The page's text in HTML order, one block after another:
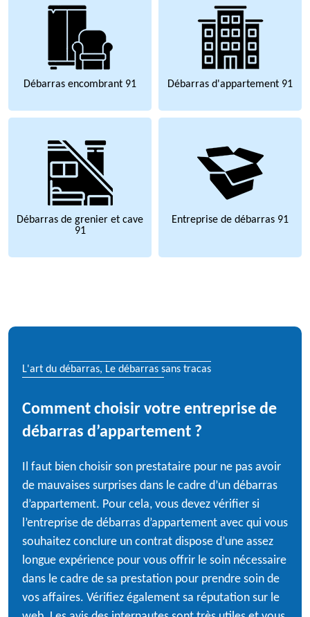
Débarras encombrant 91 Débarras d'appartement 91
Débarras de grenier et cave
91
Entreprise de débarras 91
L'art du débarras, Le débarras sans tracas
Comment choisir votre entreprise de
débarras d’appartement ?
Il faut bien choisir son prestataire pour ne pas avoir
de mauvaises surprises dans le cadre d’un débarras
d’appartement. Pour cela, vous devez vérifier si
l’entreprise de débarras d’appartement avec qui vous
souhaitez conclure un contrat dispose d’une assez
longue expérience pour vous offrir le soin nécessaire
dans le cadre de sa prestation pour prendre soin de
vos affaires. Vérifiez également sa réputation sur le